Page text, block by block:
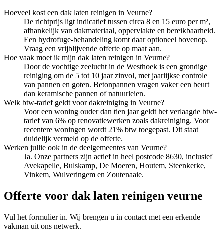
Hoeveel kost een dak laten reinigen in Veurne?
De richtprijs ligt indicatief tussen circa 8 en 15 euro per m²,
afhankelijk van dakmateriaal, oppervlakte en bereikbaarheid.
Een hydrofuge-behandeling komt daar optioneel bovenop.
Vraag een vrijblijvende offerte op maat aan.
Hoe vaak moet ik mijn dak laten reinigen in Veurne?
Door de vochtige zeelucht in de Westhoek is een grondige
reiniging om de 5 tot 10 jaar zinvol, met jaarlijkse controle
van pannen en goten. Betonpannen vragen vaker een beurt
dan keramische pannen of natuurleien.
Welk btw-tarief geldt voor dakreiniging in Veurne?
Voor een woning ouder dan tien jaar geldt het verlaagde btw-
tarief van 6% op renovatiewerken zoals dakreiniging. Voor
recentere woningen wordt 21% btw toegepast. Dit staat
duidelijk vermeld op de offerte.
Werken jullie ook in de deelgemeentes van Veurne?
Ja. Onze partners zijn actief in heel postcode 8630, inclusief
Avekapelle, Bulskamp, De Moeren, Houtem, Steenkerke,
Vinkem, Wulveringem en Zoutenaaie.
Offerte voor dak laten reinigen veurne
Vul het formulier in. Wij brengen u in contact met een erkende
vakman uit ons netwerk.